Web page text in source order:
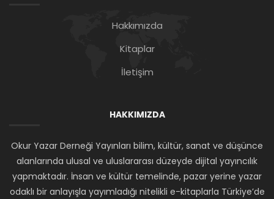
Hakkımızda
Kitaplar
İletişim
HAKKIMIZDA
Okur Yazar Derneği Yayınları bilim, kültür, sanat ve düşünce
alanlarında ulusal ve uluslararası düzeyde dijital yayıncılık
yapmaktadır. İnsan ve kültür temelinde, pazar yerine yazar
odaklı bir anlayışla yayımladığı nitelikli e-kitaplarla Türkiye’de